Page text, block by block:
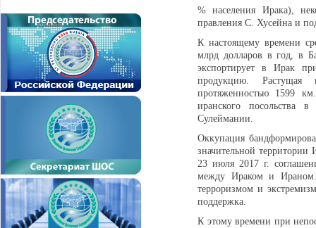
% населения Ирака),
правления С. Хусейна и
К настоящему времени
млрд долларов в год, в
экспортирует в Ирак
продукцию. Растущая
протяженностью 1599
иранского посольства
Сулеймании.
Оккупация
значительной
23 июля 2017 г.
между Ираком и Ираном.
терроризмом и
поддержка.
К этому времени при